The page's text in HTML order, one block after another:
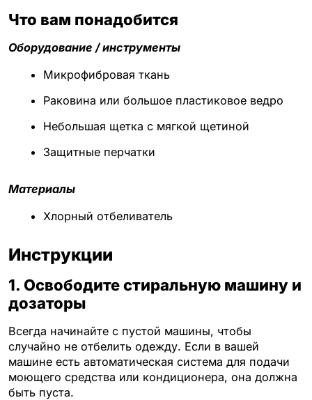
Что вам понадобится
Оборудование / инструменты
Микрофибровая ткань
Раковина или большое пластиковое ведро
Небольшая щетка с мягкой щетиной
Защитные перчатки
Материалы
Хлорный отбеливатель
Инструкции
1. Освободите стиральную машину и
дозаторы
Всегда начинайте с пустой машины, чтобы
случайно не отбелить одежду. Если в вашей
машине есть автоматическая система для подачи
моющего средства или кондиционера, она должна
быть пуста.